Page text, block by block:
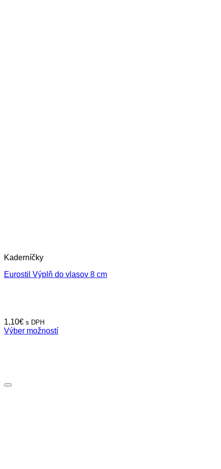
Kaderníčky
Eurostil Výplň do vlasov 8 cm
1,10€ s DPH
Výber možností
Možnosti